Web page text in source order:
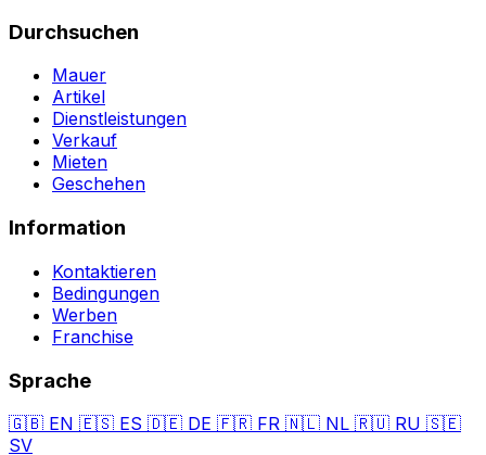
Durchsuchen
Mauer
Artikel
Dienstleistungen
Verkauf
Mieten
Geschehen
Information
Kontaktieren
Bedingungen
Werben
Franchise
Sprache
🇬🇧 EN 🇪🇸 ES 🇩🇪 DE 🇫🇷 FR 🇳🇱 NL 🇷🇺 RU 🇸🇪
SV